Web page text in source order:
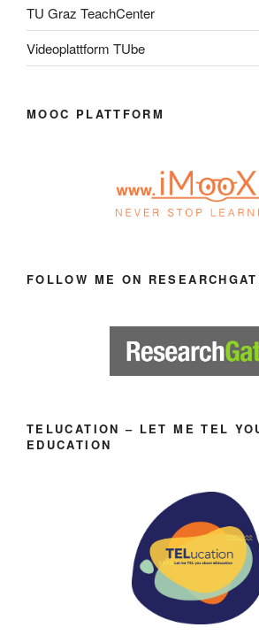
TU Graz TeachCenter
Videoplattform TUbe
MOOC PLATTFORM
FOLLOW ME ON
TELUCATION – LET ME TEL
EDUCATION